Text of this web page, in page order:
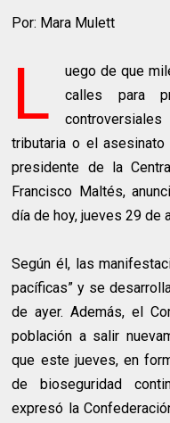
Por: Mara Mulett
L
uego de que
calles para
tributaria o el
presidente de la
Francisco Maltés,
día de hoy, jueves 29 de
Según él, las
pacíficas” y se
de ayer. Además, el
población a salir
que este jueves, en
de bioseguridad
expresó la